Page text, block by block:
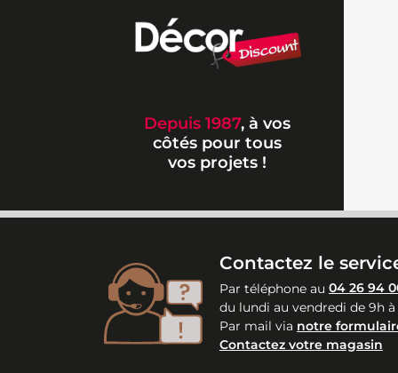
Depuis 1987, à vos
côtés pour tous
vos projets !
Contactez le
Par téléphone au 04 26 94
du lundi au vendredi de 9h à
Par mail via notre
Contactez votre magasin